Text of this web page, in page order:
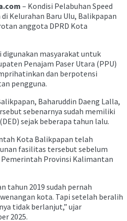
– Kondisi Pelabuhan Speed
Kelurahan Baru Ulu, Balikpapan
anggota DPRD Kota
digunakan masyarakat untuk
Penajam Paser Utara (PPU)
dan berpotensi
pengguna.
Baharuddin Daeng Lalla,
sebenarnya sudah memiliki
sejak beberapa tahun lalu.
Kota Balikpapan telah
fasilitas tersebut sebelum
Provinsi Kalimantan
tahun 2019 sudah pernah
kota. Tapi setelah beralih
tidak berlanjut,” ujar
2025.